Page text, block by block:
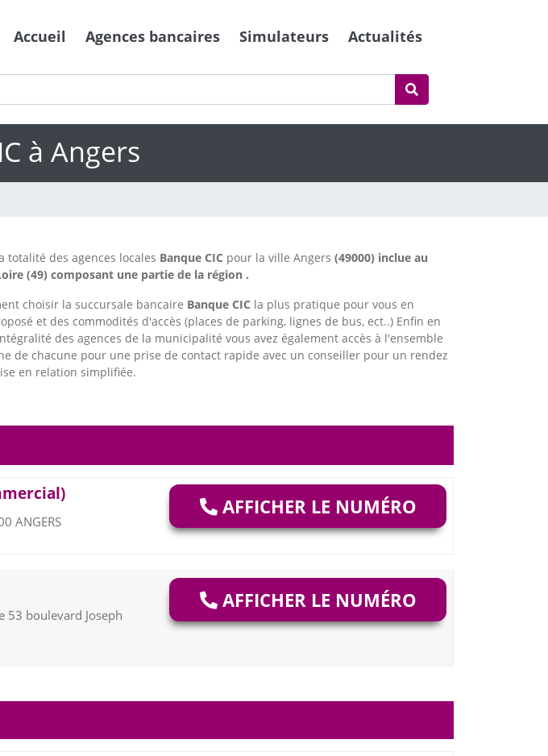
Accueil Agences bancaires Simulateurs Actualités
à Angers
totalité des agences locales Banque CIC pour la ville Angers (49000) inclue au
(49) composant une partie de la région .
choisir la succursale bancaire Banque CIC la plus pratique pour vous en
et des commodités d'accès (places de parking, lignes de bus, ect..) Enfin en
des agences de la municipalité vous avez également accès à l'ensemble
de chacune pour une prise de contact rapide avec un conseiller pour un rendez
en relation simplifiée.
ANGERS
AFFICHER LE NUMÉRO
53 boulevard Joseph
AFFICHER LE NUMÉRO